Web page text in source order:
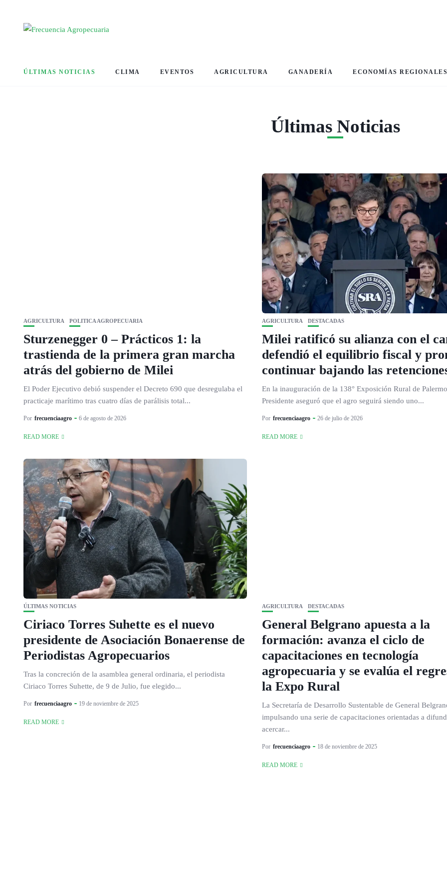
ÚLTIMAS NOTICIAS CLIMA EVENTOS AGRICULTURA GANADERÍA ECONOMÍAS REGIONALES
Últimas Noticias
AGRICULTURA POLITICA AGROPECUARIA
Sturzenegger 0 – Prácticos 1: la
trastienda de la primera gran marcha
atrás del gobierno de Milei
El Poder Ejecutivo debió suspender el Decreto 690 que desregulaba el
practicaje marítimo tras cuatro días de parálisis total...
Por frecuenciaagro 6 de agosto de 2026
READ MORE
AGRICULTURA DESTACADAS
Milei ratificó su alianza con el
defendió el equilibrio fiscal y
continuar bajando las
En la inauguración de la 138° Exposición Rural de
Presidente aseguró que el agro seguirá siendo uno...
Por frecuenciaagro 26 de julio de 2026
READ MORE
ÚLTIMAS NOTICIAS
Ciriaco Torres Suhette es el nuevo
presidente de Asociación Bonaerense de
Periodistas Agropecuarios
Tras la concreción de la asamblea general ordinaria, el periodista
Ciriaco Torres Suhette, de 9 de Julio, fue elegido...
Por frecuenciaagro 19 de noviembre de 2025
READ MORE
AGRICULTURA DESTACADAS
General Belgrano apuesta a la
formación: avanza el ciclo de
capacitaciones en tecnología
agropecuaria y se evalúa el
la Expo Rural
La Secretaría de Desarrollo Sustentable de General
impulsando una serie de capacitaciones orientadas a
acercar...
Por frecuenciaagro 18 de noviembre de 2025
READ MORE